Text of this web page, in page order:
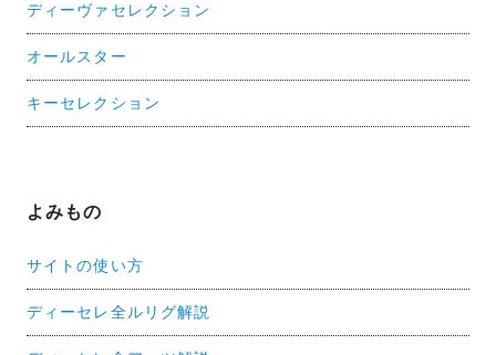
ディーヴァセレクション
オールスター
キーセレクション
よみもの
サイトの使い方
ディーセレ全ルリグ解説